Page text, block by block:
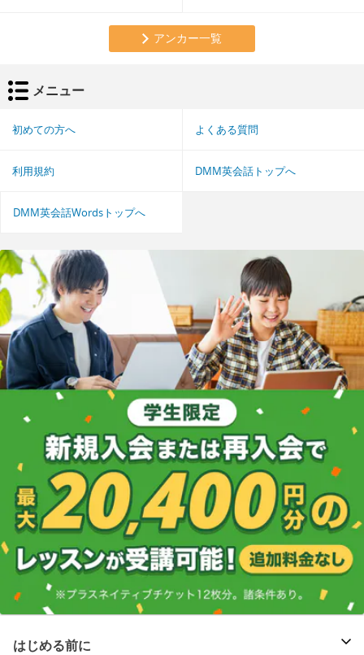
アンカー一覧
メニュー
初めての方へ よくある質問
利用規約 DMM英会話トップへ
DMM英会話Wordsトップへ
はじめる前に